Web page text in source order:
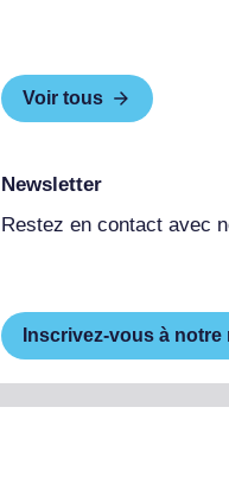
Voir tous
Newsletter
Restez en contact avec
Inscrivez-vous à notre